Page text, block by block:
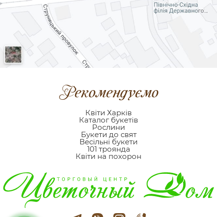
Рекомендуємо
Квіти Харків
Каталог букетів
Рослини
Букети до свят
Весільні букети
101 троянда
Квіти на похорон